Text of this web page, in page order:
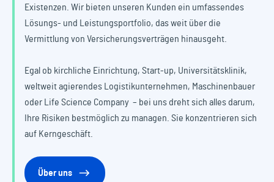
Existenzen. Wir bieten unseren Kunden ein umfassendes
Lösungs- und Leistungsportfolio, das weit über die
Vermittlung von Versicherungsverträgen hinausgeht.
Egal ob kirchliche Einrichtung, Start-up, Universitätsklinik,
weltweit agierendes Logistikunternehmen, Maschinenbauer
oder Life Science Company – bei uns dreht sich alles darum,
Ihre Risiken bestmöglich zu managen. Sie konzentrieren sich
auf Kerngeschäft.
Über uns